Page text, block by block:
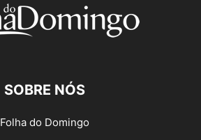
SOBRE NÓS
Folha do Domingo